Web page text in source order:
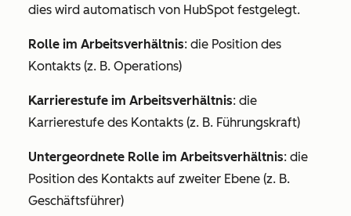
dies wird automatisch von HubSpot festgelegt.
Rolle im Arbeitsverhältnis: die Position des
Kontakts (z. B. Operations)
Karrierestufe im Arbeitsverhältnis: die
Karrierestufe des Kontakts (z. B. Führungskraft)
Untergeordnete Rolle im Arbeitsverhältnis: die
Position des Kontakts auf zweiter Ebene (z. B.
Geschäftsführer)